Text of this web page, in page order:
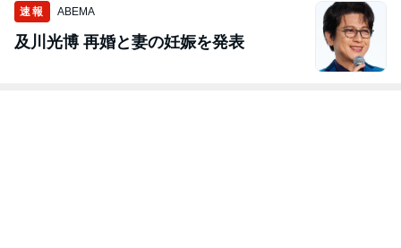
速報 ABEMA
及川光博 再婚と妻の妊娠を発表